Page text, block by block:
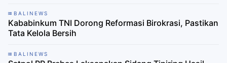
BALINEWS
Kababinkum TNI Dorong Reformasi Birokrasi, Pastikan
Tata Kelola Bersih
BALINEWS